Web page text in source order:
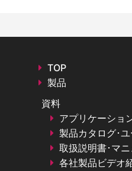
TOP
製品
資料
アプリケーショ
製品カタログ･
取扱説明書･マ
各社製品ビデオ